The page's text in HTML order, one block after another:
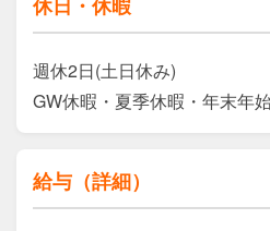
週休2日(土日休み)
GW休暇・夏季休暇・年末年
給与（詳細）